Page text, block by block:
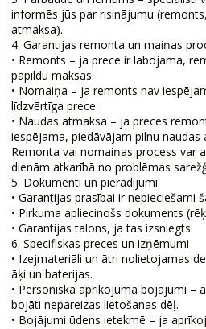
informēs jūs par risinājumu
atmaksa).
4. Garantijas remonta un maiņas
• Remonts – ja prece ir labojama,
papildu maksas.
• Nomaiņa – ja remonts nav
līdzvērtīga prece.
• Naudas atmaksa – ja preces
iespējama, piedāvājam pilnu naudas
Remonta vai nomaiņas process var
dienām atkarībā no problēmas
5. Dokumenti un pierādījumi
• Garantijas prasībai ir nepieciešami
• Pirkuma apliecinošs dokuments
• Garantijas talons, ja tas izsniegts.
6. Specifiskas preces un izņēmumi
• Izejmateriāli un ātri nolietojamas
āķi un baterijas.
• Personiskā aprīkojuma bojājumi –
bojāti nepareizas lietošanas dēļ.
• Bojājumi ūdens ietekmē – ja